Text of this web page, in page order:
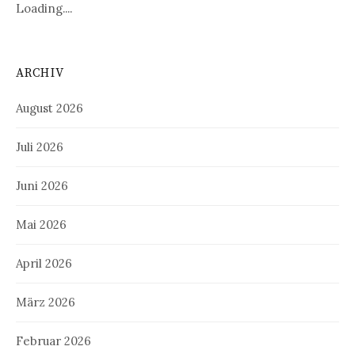
Loading....
ARCHIV
August 2026
Juli 2026
Juni 2026
Mai 2026
April 2026
März 2026
Februar 2026